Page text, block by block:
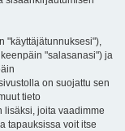
"käyttäjätunnuksesi"),
"salasanasi") ja
on suojattu sen
tieto
lisäksi, joita vaadimme
tapauksissa voit itse